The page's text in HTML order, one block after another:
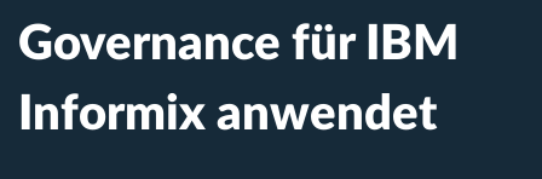
Governance für IBM
Informix anwendet